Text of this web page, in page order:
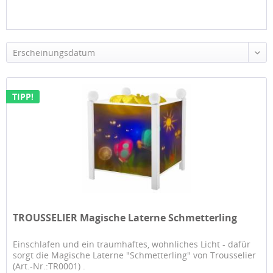
Erscheinungsdatum
TIPP!
TROUSSELIER Magische Laterne Schmetterling
Einschlafen und ein traumhaftes, wohnliches Licht - dafür
sorgt die Magische Laterne "Schmetterling" von Trousselier
(Art.-Nr.:TR0001) .